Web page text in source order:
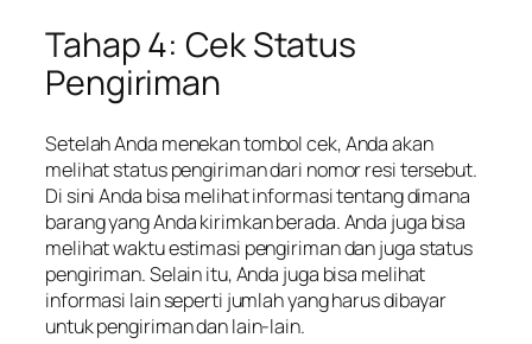
Tahap 4: Cek Status
Pengiriman
Setelah Anda menekan tombol cek, Anda akan
melihat status pengiriman dari nomor resi tersebut.
Di sini Anda bisa melihat informasi tentang dimana
barang yang Anda kirimkan berada. Anda juga bisa
melihat waktu estimasi pengiriman dan juga status
pengiriman. Selain itu, Anda juga bisa melihat
informasi lain seperti jumlah yang harus dibayar
untuk pengiriman dan lain-lain.